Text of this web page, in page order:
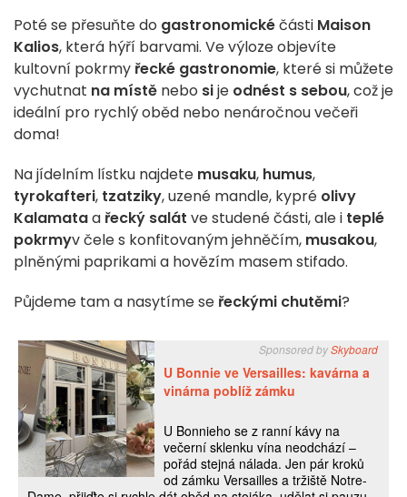
Poté se přesuňte do gastronomickéčásti Maison
Kalios, která hýří barvami. Ve výloze objevíte
kultovní pokrmy řecké gastronomie, které si můžete
vychutnat na místě nebo sije odnést s sebou, což je
ideální pro rychlý oběd nebo nenáročnou večeři
doma!
Na jídelním lístku najdete musaku, humus,
tyrokafteri, tzatziky, uzené mandle, kypré olivy
Kalamataa řecký salát ve studené části, ale i teplé
pokrmyv čele s konfitovaným jehněčím, musakou,
plněnými paprikami a hovězím masem stifado.
Půjdeme tam a nasytíme se řeckými chutěmi?